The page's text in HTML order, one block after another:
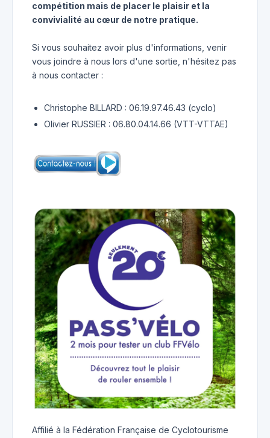
compétition mais de placer le plaisir et la
convivialité au cœur de notre pratique.
Si vous souhaitez avoir plus d'informations, venir
vous joindre à nous lors d'une sortie, n'hésitez pas
à nous contacter :
Christophe BILLARD : 06.19.97.46.43 (cyclo)
Olivier RUSSIER : 06.80.04.14.66 (VTT-VTTAE)
Affilié à la Fédération Française de Cyclotourisme